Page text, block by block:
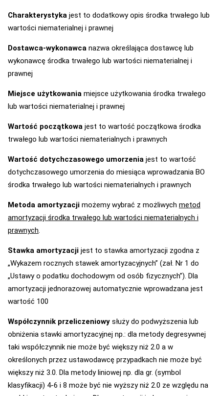
Charakterystyka jest to dodatkowy opis środka trwałego lub
wartości niematerialnej i prawnej
Dostawca-wykonawca nazwa określająca dostawcę lub
wykonawcę środka trwałego lub wartości niematerialnej i
prawnej
Miejsce użytkowania miejsce użytkowania środka trwałego
lub wartości niematerialnej i prawnej
Wartość początkowa jest to wartość początkowa środka
trwałego lub wartości niematerialnych i prawnych
Wartość dotychczasowego umorzenia jest to wartość
dotychczasowego umorzenia do miesiąca wprowadzania BO
środka trwałego lub wartości niematerialnych i prawnych
Metoda amortyzacji możemy wybrać z możliwych metod
amortyzacji środka trwałego lub wartości niematerialnych i
prawnych.
Stawka amortyzacji jest to stawka amortyzacji zgodna z
„Wykazem rocznych stawek amortyzacyjnych” (zał. Nr 1 do
„Ustawy o podatku dochodowym od osób fizycznych”). Dla
amortyzacji jednorazowej automatycznie wprowadzana jest
wartość 100
Współczynnik przeliczeniowy służy do podwyższenia lub
obniżenia stawki amortyzacyjnej np.: dla metody degresywnej
taki współczynnik nie może być większy niż 2.0 a w
określonych przez ustawodawcę przypadkach nie może być
większy niż 3.0. Dla metody liniowej np. dla gr. (symbol
klasyfikacji) 4-6 i 8 może być nie wyższy niż 2.0 ze względu na